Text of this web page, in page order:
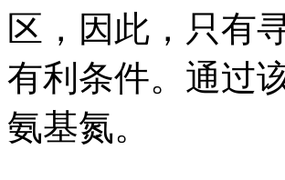
区，因此，只有
有利条件。通过
氨基氮。